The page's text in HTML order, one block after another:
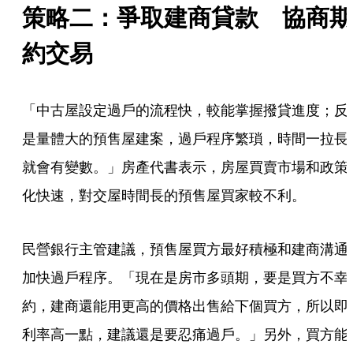
策略二：爭取建商貸款　協商期
約交易
「中古屋設定過戶的流程快，較能掌握撥貸進度；反
是量體大的預售屋建案，過戶程序繁瑣，時間一拉長
就會有變數。」房產代書表示，房屋買賣市場和政策
化快速，對交屋時間長的預售屋買家較不利。
民營銀行主管建議，預售屋買方最好積極和建商溝通
加快過戶程序。「現在是房市多頭期，要是買方不幸
約，建商還能用更高的價格出售給下個買方，所以即
利率高一點，建議還是要忍痛過戶。」另外，買方能